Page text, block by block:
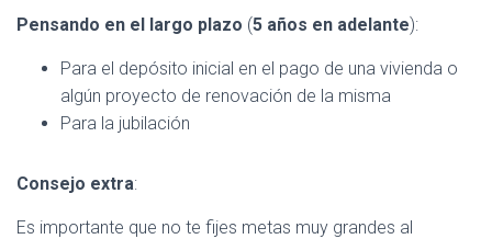
Pensando en el largo plazo (5 años en adelante):
Para el depósito inicial en el pago de una vivienda o
algún proyecto de renovación de la misma
Para la jubilación
Consejo extra:
Es importante que no te fijes metas muy grandes al